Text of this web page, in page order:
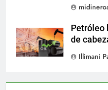
Petróleo
de
Illimani